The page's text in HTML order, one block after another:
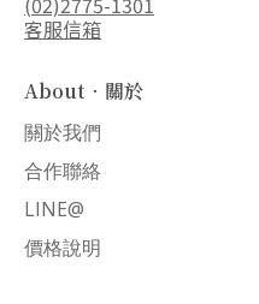
客服信箱
About．關於
關於我們
合作聯絡
LINE@
價格說明